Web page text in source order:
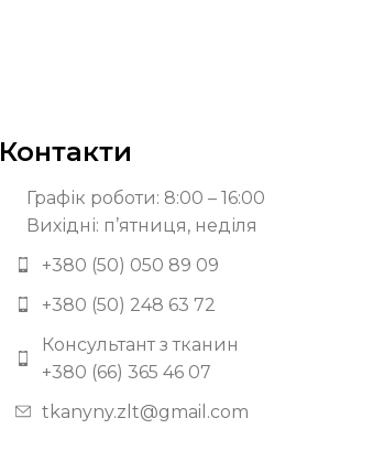
Контакти
Графік роботи: 8:00 – 16:00
Вихідні: п’ятниця, неділя
+380 (50) 050 89 09
+380 (50) 248 63 72
Консультант з тканин
+380 (66) 365 46 07
tkanyny.zlt@gmail.com